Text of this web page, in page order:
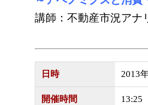
講師：不動産市況ア
日時 2013
開催時間 13:25